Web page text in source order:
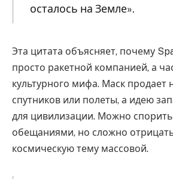
осталось на Земле».
Эта цитата объясняет, почему
просто ракетной компанией, а
культурного мифа. Маск продает
спутников или полеты, а идею
для цивилизации. Можно
обещаниями, но сложно
космическую тему массовой.